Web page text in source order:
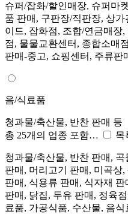
슈퍼/잡화/할인매장, 슈퍼마
품 판매, 구판장/직판장, 상
이드, 잡화점, 조합/연금매장
점, 물물교환센터, 종합소매
판매-중고, 쇼핑센터, 주류판
음/식료품
청과물/축산물, 반찬 판매 등
총 25개의 업종 포함…
목
청과물/축산물, 반찬 판매,
판매, 머리고기 판매, 미곡상
판매, 식용류 판매, 식자재
판매, 닭집, 두유 판매, 정육
료품, 가공식품, 수산물, 음식